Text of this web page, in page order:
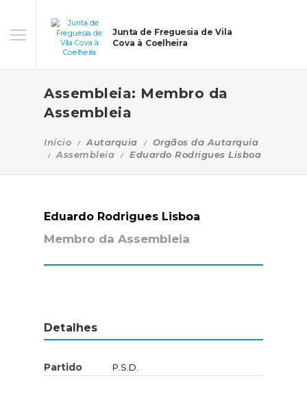
Junta de Freguesia de Vila
Cova à Coelheira
Assembleia: Membro da
Assembleia
Início Autarquia
Orgãos da Autarquia
Assembleia
Eduardo Rodrigues Lisboa
Eduardo Rodrigues Lisboa
Membro da Assembleia
Detalhes
Partido P.S.D.